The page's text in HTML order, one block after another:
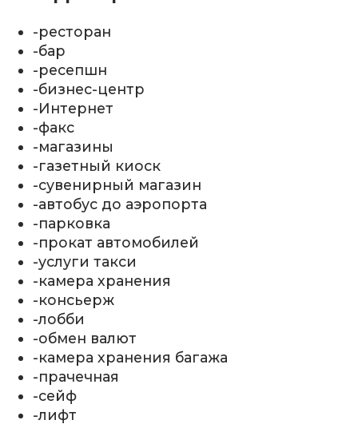
-ресторан
-бар
-ресепшн
-бизнес-центр
-Интернет
-факс
-магазины
-газетный киоск
-сувенирный магазин
-автобус до аэропорта
-парковка
-прокат автомобилей
-услуги такси
-камера хранения
-консьерж
-лобби
-обмен валют
-камера хранения багажа
-прачечная
-сейф
-лифт